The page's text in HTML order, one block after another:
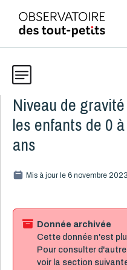
Explorer
Publications
Actualités
À propos
Données
Caractéristiques de la
Démographie
Développement
Niveau de
les enfants de 0
ans
Mis à jour le 6 novembre 2023
Donnée archivée
Cette donnée n'est
Pour consulter
voir la section